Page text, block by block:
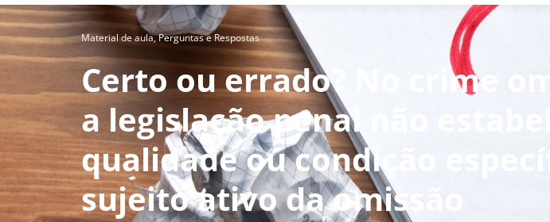
Material de aula,Perguntas e Respostas
Certo ou errado? No crime
a legislação penal não
qualidade ou condição
sujeito ativo da omissão